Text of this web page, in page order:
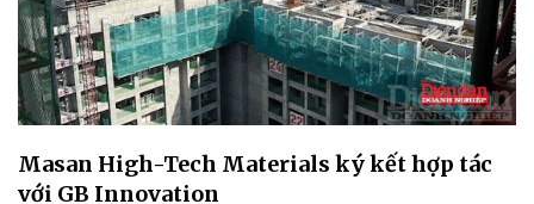
Masan High-Tech Materials ký kết hợp tác
với GB Innovation